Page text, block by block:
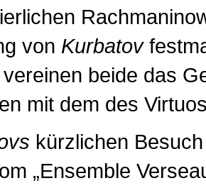
von Kurbatov
beide das
mit dem des
kürzlichen
„Ensemble